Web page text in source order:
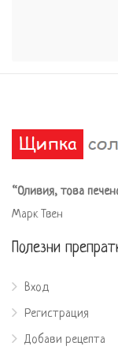
“Оливия, това
Марк Твен
Полезни
Вход
Регистрация
Добави рецепта